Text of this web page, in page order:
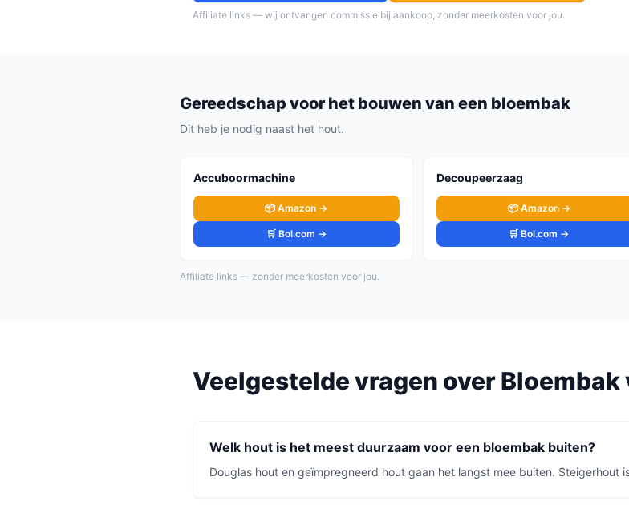
Affiliate links — wij ontvangen commissie bij aankoop, zonder meerkosten voor jou.
Gereedschap voor het bouwen van een bloembak
Dit heb je nodig naast het hout.
Accuboormachine
📦 Amazon →
🛒 Bol.com →
Decoupeerzaag
📦 Amazon →
🛒 Bol.com →
Affiliate links — zonder meerkosten voor jou.
Veelgestelde vragen overBloembak
Welk hout is het meest duurzaam voor een bloembak buiten?
Douglas hout en geïmpregneerd hout gaan het langst mee buiten. Steigerhout